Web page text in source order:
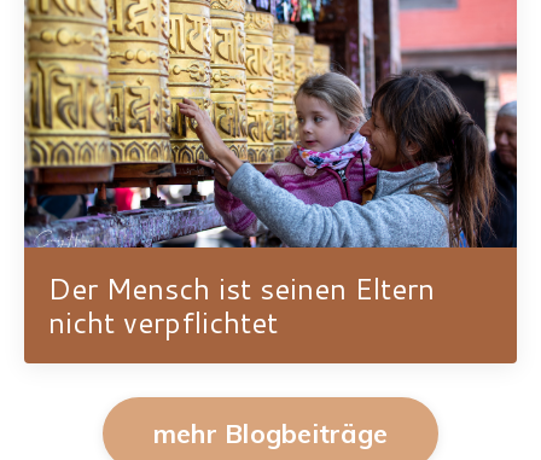
Der Mensch ist seinen Eltern
nicht verpflichtet
mehr Blogbeiträge